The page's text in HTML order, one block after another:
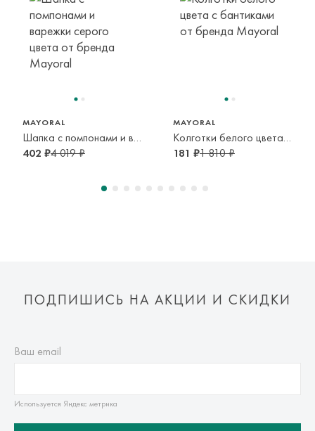
транспортной компании. Доставка осуществляется в срок и
по тарифам транспортной компании.
Оплата осуществляется онлайн банковскими картами Visa,
Mastercard, МИР, Система быстрых платежей (СБП)
MAYORAL
Шапка с помпонами и варежки серого цвета
402 ₽4 019 ₽
55 см
0 мес
68 см
MAYORAL
Колготки белого цвета с бантиками
181 ₽1 810 ₽
ПОДПИШИСЬ НА АКЦИИ И СКИДКИ
Ваш email
Используется Яндекс метрика